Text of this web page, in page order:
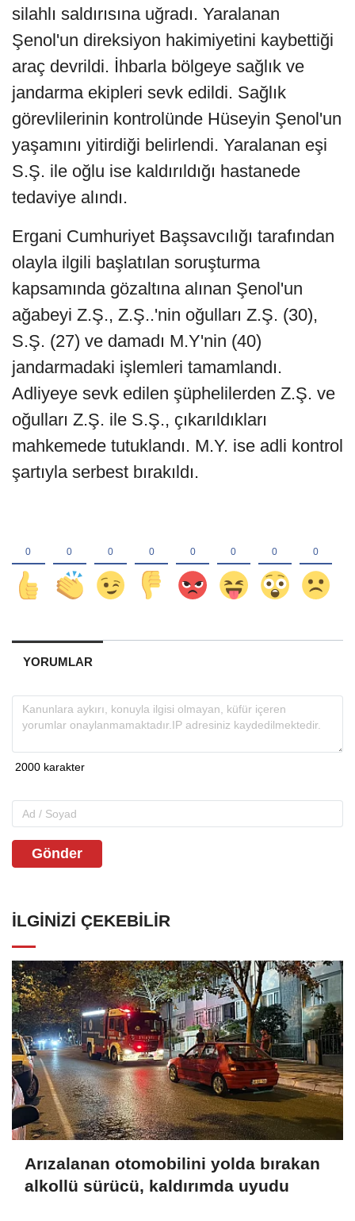
silahlı saldırısına uğradı. Yaralanan
Şenol'un direksiyon hakimiyetini kaybettiği
araç devrildi. İhbarla bölgeye sağlık ve
jandarma ekipleri sevk edildi. Sağlık
görevlilerinin kontrolünde Hüseyin Şenol'un
yaşamını yitirdiği belirlendi. Yaralanan eşi
S.Ş. ile oğlu ise kaldırıldığı hastanede
tedaviye alındı.
Ergani Cumhuriyet Başsavcılığı tarafından
olayla ilgili başlatılan soruşturma
kapsamında gözaltına alınan Şenol'un
ağabeyi Z.Ş., Z.Ş..'nin oğulları Z.Ş. (30),
S.Ş. (27) ve damadı M.Y'nin (40)
jandarmadaki işlemleri tamamlandı.
Adliyeye sevk edilen şüphelilerden Z.Ş. ve
oğulları Z.Ş. ile S.Ş., çıkarıldıkları
mahkemede tutuklandı. M.Y. ise adli kontrol
şartıyla serbest bırakıldı.
YORUMLAR
Gönder
İLGINIZI ÇEKEBILIR
Arızalanan otomobilini yolda bırakan
alkollü sürücü, kaldırımda uyudu